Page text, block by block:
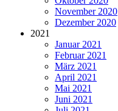
November 2020
Dezember 2020
2021
Januar 2021
Februar 2021
März 2021
April 2021
Mai 2021
Juni 2021